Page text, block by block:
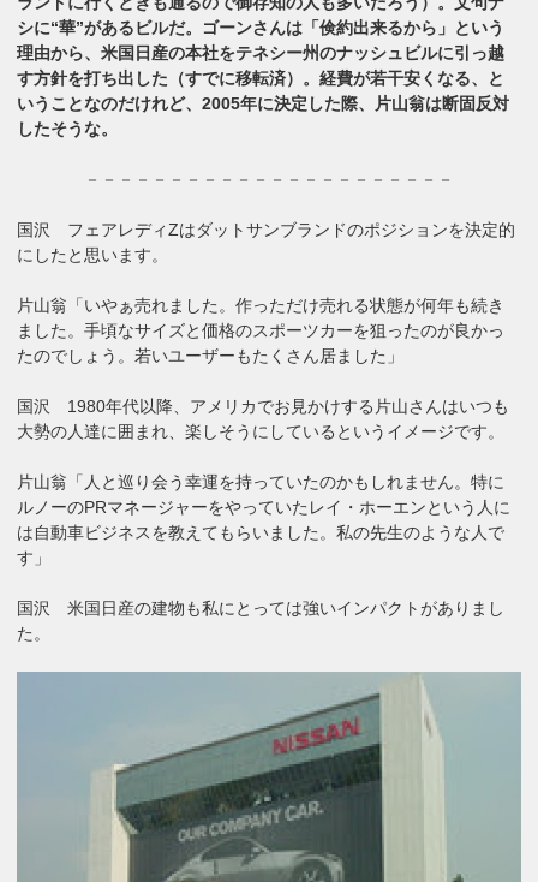
シに“華”があるビルだ。ゴーンさんは「倹約出来るから」という
理由から、米国日産の本社をテネシー州のナッシュビルに引っ越
す方針を打ち出した（すでに移転済）。経費が若干安くなる、と
いうことなのだけれど、2005年に決定した際、片山翁は断固反対
したそうな。
－－－－－－－－－－－－－－－－－－－－－－
国沢 フェアレディZはダットサンブランドのポジションを決定的
にしたと思います。
片山翁「いやぁ売れました。作っただけ売れる状態が何年も続き
ました。手頃なサイズと価格のスポーツカーを狙ったのが良かっ
たのでしょう。若いユーザーもたくさん居ました」
国沢 1980年代以降、アメリカでお見かけする片山さんはいつも
大勢の人達に囲まれ、楽しそうにしているというイメージです。
片山翁「人と巡り会う幸運を持っていたのかもしれません。特に
ルノーのPRマネージャーをやっていたレイ・ホーエンという人に
は自動車ビジネスを教えてもらいました。私の先生のような人で
す」
国沢 米国日産の建物も私にとっては強いインパクトがありまし
た。